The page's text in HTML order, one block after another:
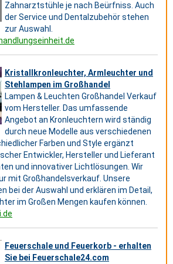
Zahnarztstühle je nach Beürfniss. Auch
der Service und Dentalzubehör stehen
zur Auswahl.
Kristallkronleuchter, Armleuchter und
Stehlampen im Großhandel
Lampen & Leuchten Großhandel Verkauf
vom Hersteller. Das umfassende
Angebot an Kronleuchtern wird ständig
durch neue Modelle aus verschiedenen
Farben und Style ergänzt
Entwickler, Hersteller und Lieferant
und innovativer Lichtlösungen. Wir
mit Großhandelsverkauf. Unsere
bei der Auswahl und erklären im Detail,
im Großen Mengen kaufen können.
Feuerschale und Feuerkorb - erhalten
Sie bei Feuerschale24.com